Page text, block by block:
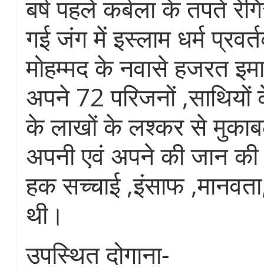
बर्ष पहले कर्बला के तपते
गई जंग में इस्लाम धर्म
मोहम्मद के नवासे हजरत
अपने 72 परिजनों
के लाखों के लश्कर से
अपनी एवं अपने की जान की
हक सच्चाई ,इंसाफ
थी।
उपस्थित दोगाना-